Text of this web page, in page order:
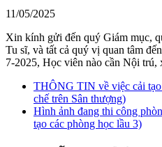
11/05/2025
Xin kính gửi đến quý Giám mục,
Tu sĩ, và tất cả quý vị quan tâm
7-2025, Học viên nào cần Nội trú,
THÔNG TIN về việc cải tạo
chế trên Sân thượng)
Hình ảnh đang thi công
tạo các phòng học lầu 3)